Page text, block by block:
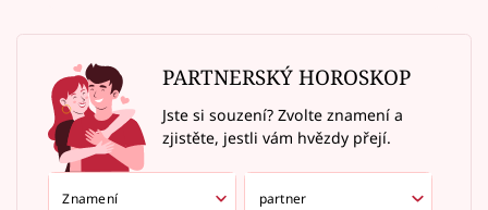
PARTNERSKÝ HOROSKOP
Jste si souzení? Zvolte znamení a
zjistěte, jestli vám hvězdy přejí.